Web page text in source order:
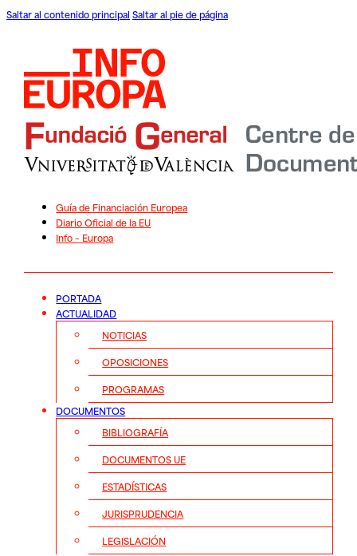
Saltar al contenido principal Saltar al pie de página
Guía de Financiación Europea
Diario Oficial de la EU
Info – Europa
PORTADA
ACTUALIDAD
NOTICIAS
OPOSICIONES
PROGRAMAS
DOCUMENTOS
BIBLIOGRAFÍA
DOCUMENTOS UE
ESTADÍSTICAS
JURISPRUDENCIA
LEGISLACIÓN